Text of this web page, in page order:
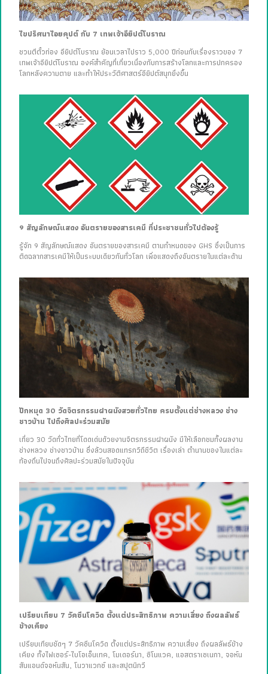
ไขปริศนาไอยคุปต์ กับ 7 เทพเจ้าอียิปต์โบราณ
ชวนตีตั๋วท่อง อียิปต์โบราณ ย้อนเวลาไปราว 5,000 ปีก่อนกับเรื่องราวของ 7
เทพเจ้าอียิปต์โบราณ องค์สำคัญที่เกี่ยวเนื่องกับการสร้างโลกและการปกครอง
โลกหลังความตาย และทำให้ประวัติศาสตร์อียิปต์สนุกยิ่งขึ้น
9 สัญลักษณ์แสดง อันตรายของสารเคมี ที่ประชาชนทั่วไปต้องรู้
รู้จัก 9 สัญลักษณ์แสดง อันตรายของสารเคมี ตามกำหนดของ GHS ซึ่งเป็นการ
ติดฉลากสารเคมีให้เป็นระบบเดียวกันทั่วโลก เพื่อแสดงถึงอันตรายในแต่ละด้าน
ปักหมุด 30 วัดจิตรกรรมฝาผนังสวยทั่วไทย ครบตั้งแต่ช่างหลวง ช่าง
ชาวบ้าน ไปถึงศิลปะร่วมสมัย
เที่ยว 30 วัดทั่วไทยที่โดดเด่นด้วยงานจิตรกรรมฝาผนัง มีให้เลือกชมทั้งผลงาน
ช่างหลวง ช่างชาวบ้าน ซึ่งล้วนสอดแทรกวิถีชีวิต เรื่องเล่า ตำนานของในแต่ละ
ท้องถิ่นไปจนถึงศิลปะร่วมสมัยในปัจจุบัน
เปรียบเทียบ 7 วัคซีนโควิด ตั้งแต่ประสิทธิภาพ ความเสี่ยง ถึงผลลัพธ์
ข้างเคียง
เปรียบเทียบชัดๆ 7 วัคซีนโควิด ตั้งแต่ประสิทธิภาพ ความเสี่ยง ถึงผลลัพธ์ข้าง
เคียง ทั้งไฟเซอร์-ไบโอเอ็นเทค, โมเดอร์นา, ซิโนแวค, แอสตราเซเนกา, จอห์น
สันแอนด์จอห์นสัน, โนวาแวกซ์ และสปุตนิกวี